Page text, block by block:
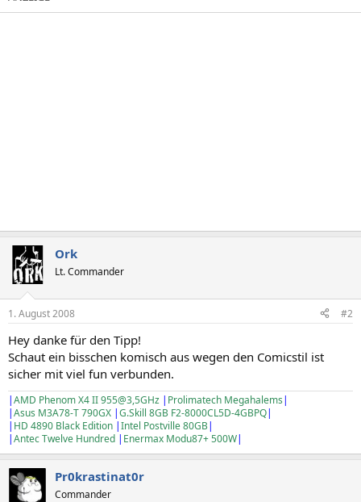
Ork
Lt. Commander
1. August 2008 #2
Hey danke für den Tipp!
Schaut ein bisschen komisch aus wegen den Comicstil ist
sicher mit viel fun verbunden.
|AMD Phenom X4 II 955@3,5GHz | Prolimatech Megahalems|
|Asus M3A78-T 790GX |G.Skill 8GB F2-8000CL5D-4GBPQ|
| HD 4890 Black Edition |Intel Postville 80GB|
|Antec Twelve Hundred | Enermax Modu87+ 500W|
Pr0krastinat0r
Commander